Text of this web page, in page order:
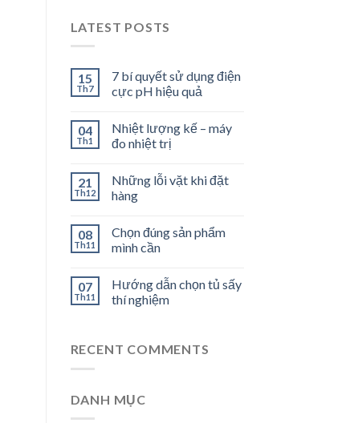
LATEST POSTS
15
Th7
7 bí quyết sử dụng điện
cực pH hiệu quả
04
Th1
Nhiệt lượng kế – máy
đo nhiệt trị
21
Th12
Những lỗi vặt khi đặt
hàng
08
Th11
Chọn đúng sản phẩm
mình cần
07
Th11
Hướng dẫn chọn tủ sấy
thí nghiệm
RECENT COMMENTS
DANH MỤC